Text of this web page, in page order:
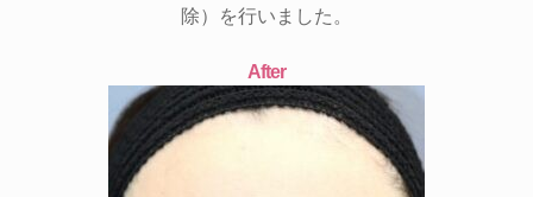
除）を行いました。
After